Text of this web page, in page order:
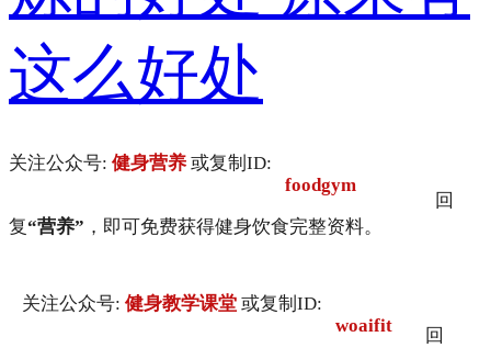
这么好处
关注公众号: 健身营养 或复制ID:
foodgym
回
复“营养” ，即可免费获得健身饮食完整资料。
关注公众号: 健身教学课堂 或复制ID:
woaifit
回